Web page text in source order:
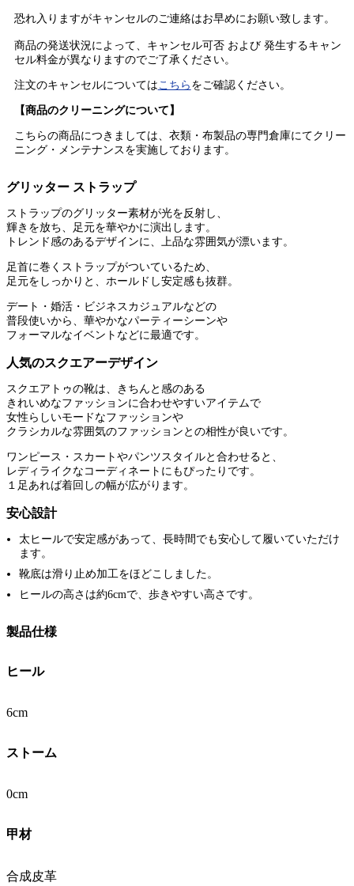
恐れ入りますがキャンセルのご連絡はお早めにお願い致します。
商品の発送状況によって、キャンセル可否 および 発生するキャン
セル料金が異なりますのでご了承ください。
注文のキャンセルについてはこちら をご確認ください。
【商品のクリーニングについて】
こちらの商品につきましては、衣類・布製品の専門倉庫にてクリー
ニング・メンテナンスを実施しております。
グリッター ストラップ
ストラップのグリッター素材が光を反射し、
輝きを放ち、足元を華やかに演出します。
トレンド感のあるデザインに、上品な雰囲気が漂います。
足首に巻くストラップがついているため、
足元をしっかりと、ホールドし安定感も抜群。
デート・婚活・ビジネスカジュアルなどの
普段使いから、華やかなパーティーシーンや
フォーマルなイベントなどに最適です。
人気のスクエアーデザイン
スクエアトゥの靴は、きちんと感のある
きれいめなファッションに合わせやすいアイテムで
女性らしいモードなファッションや
クラシカルな雰囲気のファッションとの相性が良いです。
ワンピース・スカートやパンツスタイルと合わせると、
レディライクなコーディネートにもぴったりです。
１足あれば着回しの幅が広がります。
安心設計
太ヒールで安定感があって、長時間でも安心して履いていただけ
ます。
靴底は滑り止め加工をほどこしました。
ヒールの高さは約6cmで、歩きやすい高さです。
製品仕様
ヒール
6cm
ストーム
0cm
甲材
合成皮革